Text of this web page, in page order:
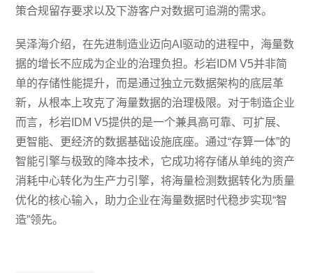
策合规留存要求以及下游客户对数据可追溯的需求。
吴泽海介绍，在先进制造业迈向AI驱动的进程中，海量数
据的增长不应成为企业的治理负担。杉岩IDM V5并非简
单的存储性能提升，而是通过独立元数据架构的底层革
新，从根本上攻克了海量数据的治理极限。对于制造企业
而言，杉岩IDM V5提供的是一个兼具高可靠、可扩展、
更智能、更经济的数据基础设施底座。通过“存算一体”的
智能引擎与极致的降本技术，它成功将存储从单纯的资产
消耗中心转化为生产力引擎，将海量检测数据转化为质量
优化的核心输入，助力企业在海量数据时代稳步实现“智
造”领先。